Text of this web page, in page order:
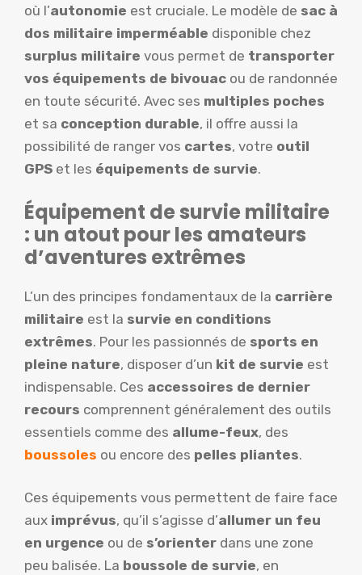
où l’autonomie est cruciale. Le modèle de sac à
dos militaire imperméable disponible chez
surplus militaire vous permet de transporter
vos équipements de bivouac ou de randonnée
en toute sécurité. Avec ses multiples poches
et sa conception durable, il offre aussi la
possibilité de ranger vos cartes, votre outil
GPS et les équipements de survie.
Équipement de survie militaire
: un atout pour les amateurs
d’aventures extrêmes
L’un des principes fondamentaux de la carrière
militaire est la survie en conditions
extrêmes. Pour les passionnés de sports en
pleine nature, disposer d’un kit de survie est
indispensable. Ces accessoires de dernier
recours comprennent généralement des outils
essentiels comme des allume-feux, des
boussoles ou encore des pelles pliantes.
Ces équipements vous permettent de faire face
aux imprévus, qu’il s’agisse d’allumer un feu
en urgence ou de s’orienter dans une zone
peu balisée. La boussole de survie, en